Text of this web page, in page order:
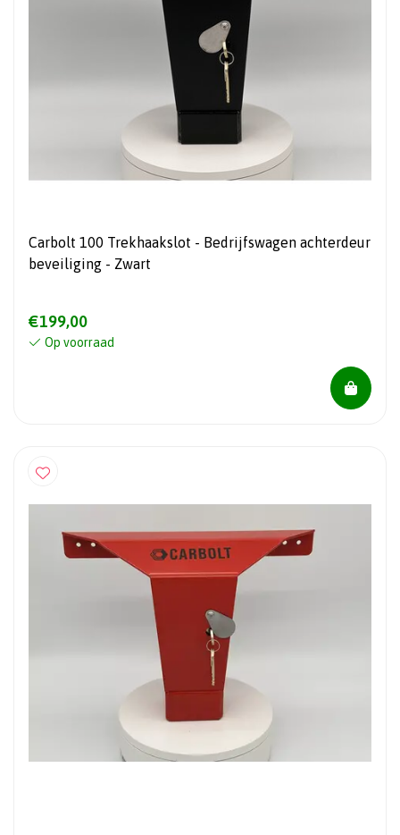
Carbolt 100 Trekhaakslot - Bedrijfswagen achterdeur
beveiliging - Zwart
€199,00
Op voorraad